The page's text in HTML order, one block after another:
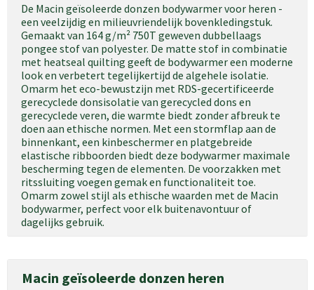
De Macin geïsoleerde donzen bodywarmer voor heren -
een veelzijdig en milieuvriendelijk bovenkledingstuk.
Gemaakt van 164 g/m² 750T geweven dubbellaags
pongee stof van polyester. De matte stof in combinatie
met heatseal quilting geeft de bodywarmer een moderne
look en verbetert tegelijkertijd de algehele isolatie.
Omarm het eco-bewustzijn met RDS-gecertificeerde
gerecyclede donsisolatie van gerecycled dons en
gerecyclede veren, die warmte biedt zonder afbreuk te
doen aan ethische normen. Met een stormflap aan de
binnenkant, een kinbeschermer en platgebreide
elastische ribboorden biedt deze bodywarmer maximale
bescherming tegen de elementen. De voorzakken met
ritssluiting voegen gemak en functionaliteit toe.
Omarm zowel stijl als ethische waarden met de Macin
bodywarmer, perfect voor elk buitenavontuur of
dagelijks gebruik.
Macin geïsoleerde donzen heren